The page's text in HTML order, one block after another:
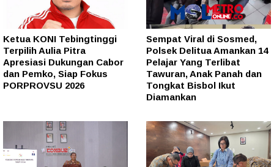
Ketua KONI Tebingtinggi
Terpilih Aulia Pitra
Apresiasi Dukungan Cabor
dan Pemko, Siap Fokus
PORPROVSU 2026
Sempat Viral di Sosmed,
Polsek Delitua Amankan 14
Pelajar Yang Terlibat
Tawuran, Anak Panah dan
Tongkat Bisbol Ikut
Diamankan